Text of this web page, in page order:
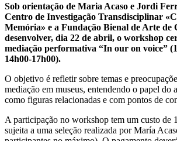
Sob orientação de Maria Acaso e Jordi
Centro de Investigação Transdisciplinar
Memória» e a Fundação Bienal de Arte de
desenvolver, dia 22 de abril, o workshop
mediação performativa “In our on voice”
14h00-17h00).
O objetivo é refletir sobre temas e
mediação em museus, entendendo o papel do
como figuras relacionadas e com pontos de
A participação no workshop tem um custo de
sujeita a uma seleção realizada por María